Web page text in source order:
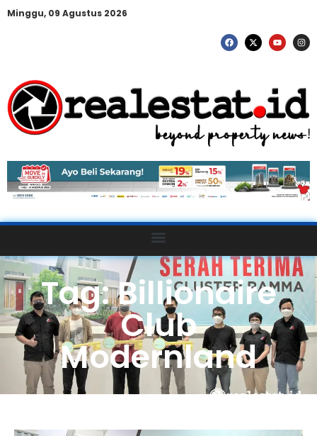
Minggu, 09 Agustus 2026
Tag: Billionaire
Club
Modernland